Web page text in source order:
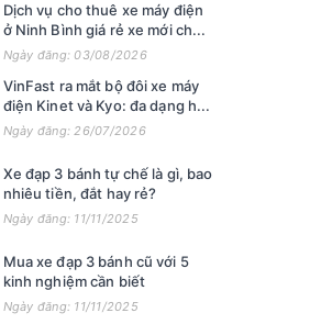
Dịch vụ cho thuê xe máy điện
ở Ninh Bình giá rẻ xe mới ch...
Ngày đăng: 03/08/2026
VinFast ra mắt bộ đôi xe máy
điện Kinet và Kyo: đa dạng h...
Ngày đăng: 26/07/2026
Xe đạp 3 bánh tự chế là gì, bao
nhiêu tiền, đắt hay rẻ?
Ngày đăng: 11/11/2025
Mua xe đạp 3 bánh cũ với 5
kinh nghiệm cần biết
Ngày đăng: 11/11/2025